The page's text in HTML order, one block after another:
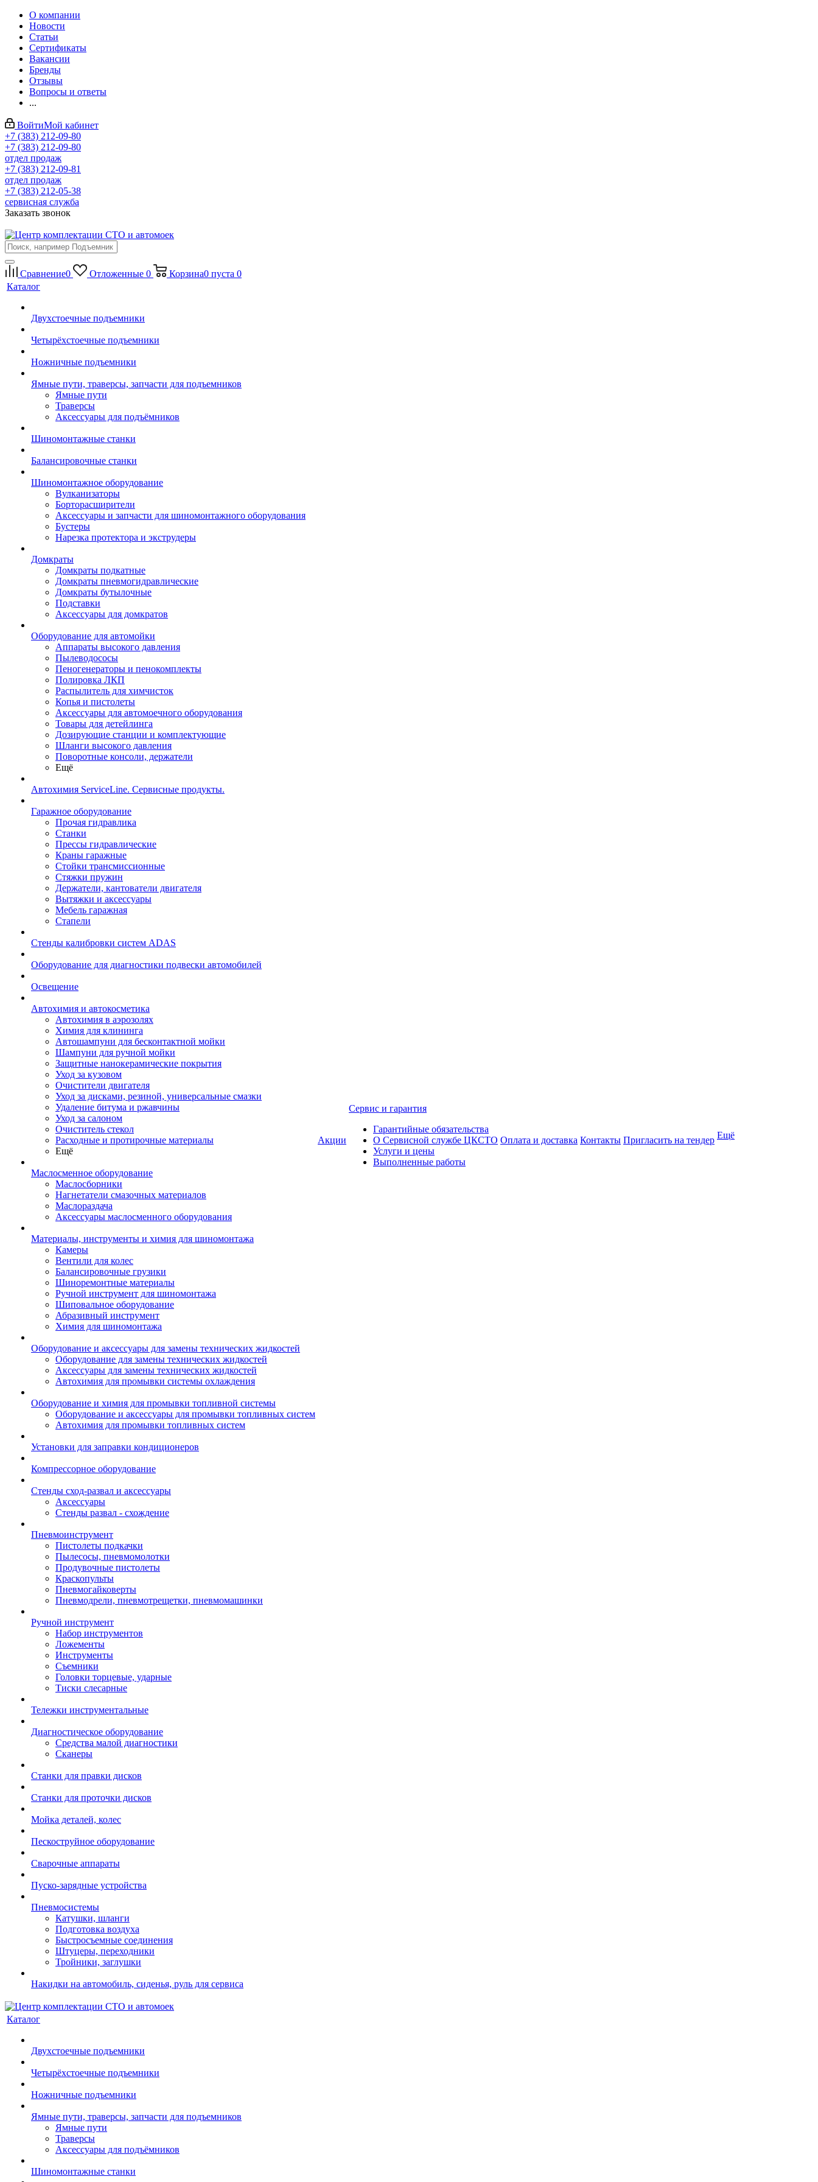
О компании
Новости
Статьи
Сертификаты
Вакансии
Бренды
Отзывы
Вопросы и ответы
...
ВойтиМой кабинет
+7 (383) 212-09-80
+7 (383) 212-09-80
отдел продаж
+7 (383) 212-09-81
отдел продаж
+7 (383) 212-05-38
сервисная служба
Заказать звонок
Сравнение0 Отложенные 0 Корзина0 пуста 0
Каталог
Двухстоечные подъемники
Четырёхстоечные подъемники
Ножничные подъемники
Ямные пути, траверсы, запчасти для подъемников
Ямные пути
Траверсы
Аксессуары для подъёмников
Шиномонтажные станки
Балансировочные станки
Шиномонтажное оборудование
Вулканизаторы
Борторасширители
Аксессуары и запчасти для шиномонтажного оборудования
Бустеры
Нарезка протектора и экструдеры
Домкраты
Домкраты подкатные
Домкраты пневмогидравлические
Домкраты бутылочные
Подставки
Аксессуары для домкратов
Оборудование для автомойки
Аппараты высокого давления
Пылеводососы
Пеногенераторы и пенокомплекты
Полировка ЛКП
Распылитель для химчисток
Копья и пистолеты
Аксессуары для автомоечного оборудования
Товары для детейлинга
Дозирующие станции и комплектующие
Шланги высокого давления
Поворотные консоли, держатели
Ещё
Автохимия ServiceLine. Сервисные продукты.
Гаражное оборудование
Прочая гидравлика
Станки
Прессы гидравлические
Краны гаражные
Стойки трансмиссионные
Стяжки пружин
Держатели, кантователи двигателя
Вытяжки и аксессуары
Мебель гаражная
Стапели
Стенды калибровки систем ADAS
Оборудование для диагностики подвески автомобилей
Освещение
Автохимия и автокосметика
Автохимия в аэрозолях
Химия для клининга
Автошампуни для бесконтактной мойки
Шампуни для ручной мойки
Защитные нанокерамические покрытия
Уход за кузовом
Очистители двигателя
Уход за дисками, резиной, универсальные смазки
Удаление битума и ржавчины
Уход за салоном
Очиститель стекол
Расходные и протирочные материалы
Ещё
Маслосменное оборудование
Маслосборники
Нагнетатели смазочных материалов
Маслораздача
Аксессуары маслосменного оборудования
Материалы, инструменты и химия для шиномонтажа
Камеры
Вентили для колес
Балансировочные грузики
Шиноремонтные материалы
Ручной инструмент для шиномонтажа
Шиповальное оборудование
Абразивный инструмент
Химия для шиномонтажа
Оборудование и аксессуары для замены технических жидкостей
Оборудование для замены технических жидкостей
Аксессуары для замены технических жидкостей
Автохимия для промывки системы охлаждения
Оборудование и химия для промывки топливной системы
Оборудование и аксессуары для промывки топливных систем
Автохимия для промывки топливных систем
Установки для заправки кондиционеров
Компрессорное оборудование
Стенды сход-развал и аксессуары
Аксессуары
Стенды развал - схождение
Пневмоинструмент
Пистолеты подкачки
Пылесосы, пневмомолотки
Продувочные пистолеты
Краскопульты
Пневмогайковерты
Пневмодрели, пневмотрещетки, пневмомашинки
Ручной инструмент
Набор инструментов
Ложементы
Инструменты
Съемники
Головки торцевые, ударные
Тиски слесарные
Тележки инструментальные
Диагностическое оборудование
Средства малой диагностики
Сканеры
Станки для правки дисков
Станки для проточки дисков
Мойка деталей, колес
Пескоструйное оборудование
Сварочные аппараты
Пуско-зарядные устройства
Пневмосистемы
Катушки, шланги
Подготовка воздуха
Быстросъемные соединения
Штуцеры, переходники
Тройники, заглушки
Накидки на автомобиль, сиденья, руль для сервиса
Акции
Сервис и гарантия
Гарантийные обязательства
О Сервисной службе ЦКСТО
Услуги и цены
Выполненные работы
Оплата и доставка Контакты Пригласить на тендер Ещё
Каталог
Двухстоечные подъемники
Четырёхстоечные подъемники
Ножничные подъемники
Ямные пути, траверсы, запчасти для подъемников
Ямные пути
Траверсы
Аксессуары для подъёмников
Шиномонтажные станки